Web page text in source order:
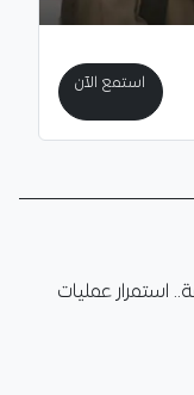
استمع الآن
خلال 24 ساعة.. استمرار عمليات